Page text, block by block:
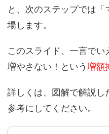
と、次のステップでは
場します。
このスライド、一言でい
増やさない！という増額
詳しくは、図解で解説し
参考にしてください。